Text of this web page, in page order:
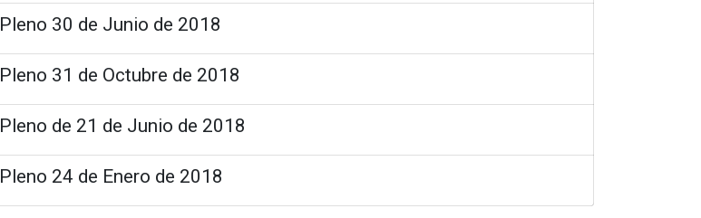
Pleno 30 de Junio de 2018
Pleno 31 de Octubre de 2018
Pleno de 21 de Junio de 2018
Pleno 24 de Enero de 2018